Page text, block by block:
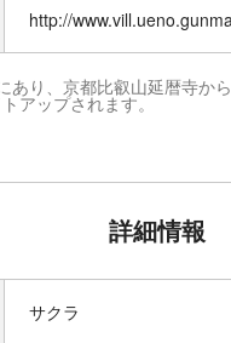
http://
り、京都比叡山延暦寺か
アップされます。
詳細情報
サクラ